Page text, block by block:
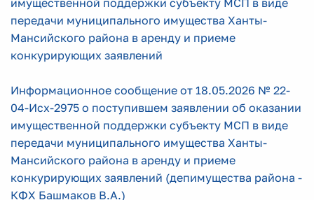
имущественной поддержки субъекту МСП в виде
передачи муниципального имущества Ханты-
Мансийского района в аренду и приеме
конкурирующих заявлений
Информационное сообщение от 18.05.2026 № 22-
04-Исх-2975 о поступившем заявлении об оказании
имущественной поддержки субъекту МСП в виде
передачи муниципального имущества Ханты-
Мансийского района в аренду и приеме
конкурирующих заявлений (депимущества района -
КФХ Башмаков В.А.)